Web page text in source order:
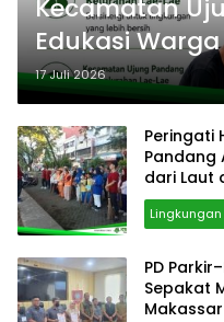
Kecamatan
Edukasi
Pilah Sampah,
Dikumpulkan
17 Juli 2026
Peringati
Pandang
dari Laut
Lingkungan
PD
Sepakat